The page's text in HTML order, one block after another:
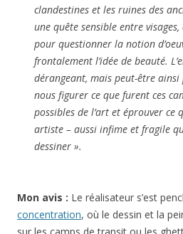
clandestines et les ruines des
une quête sensible entre visages,
pour questionner la notion
frontalement l’idée de beauté.
dérangeant, mais peut-être
nous figurer ce que furent ces
possibles de l’art et éprouver ce
artiste – aussi infime et fragile
dessiner ».
Mon avis : Le réalisateur s’est
concentration, où le dessin et la